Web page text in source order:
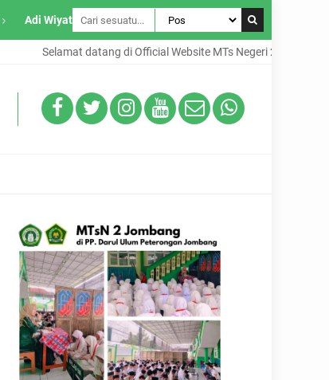
Adi Wiyata
Selamat datang di Official Website MTs Negeri 2 Jombang